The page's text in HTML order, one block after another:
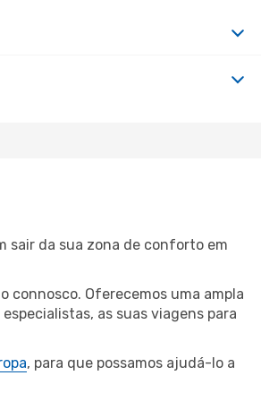
sair da sua zona de conforto em
connosco. Oferecemos uma ampla
as suas viagens para
, para que possamos ajudá-lo a